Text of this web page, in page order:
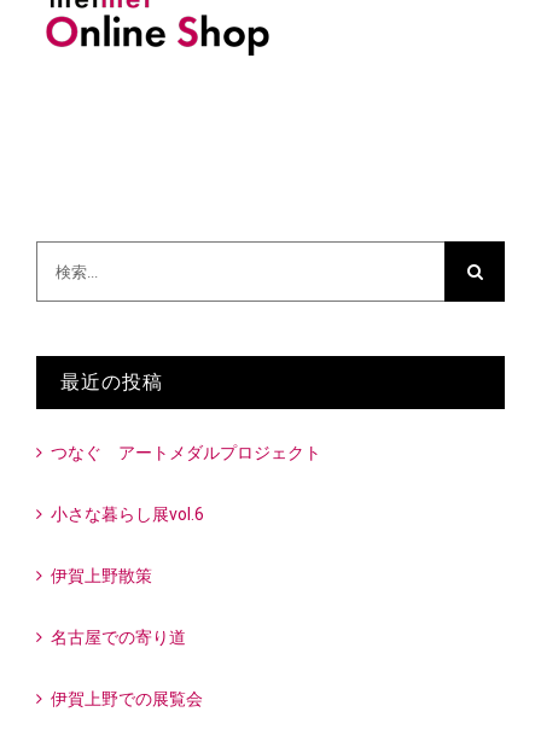
最近の投稿
つなぐ アートメダルプロジェクト
小さな暮らし展vol.6
伊賀上野散策
名古屋での寄り道
伊賀上野での展覧会